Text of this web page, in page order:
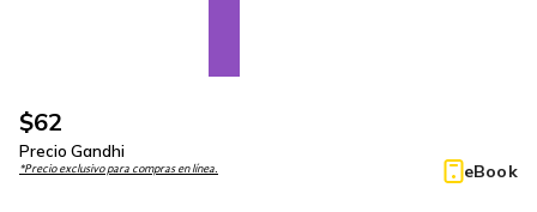
$62
Precio Gandhi
*Precio exclusivo para compras en línea. eBook